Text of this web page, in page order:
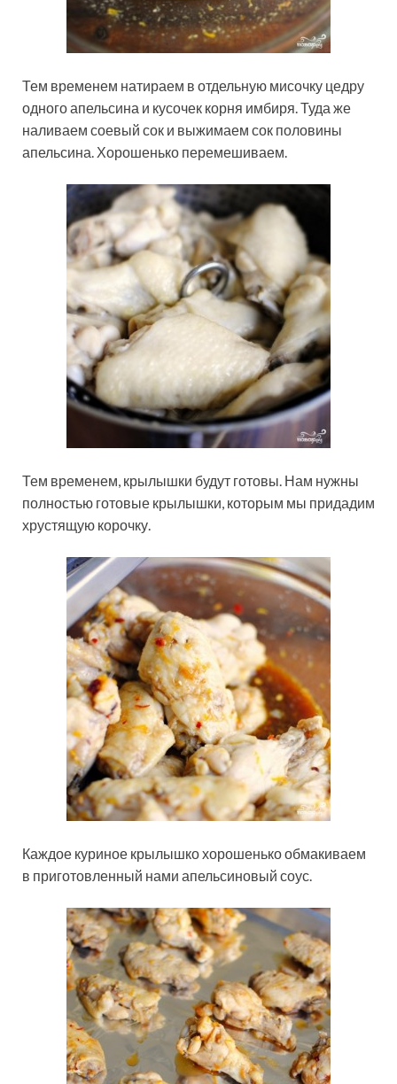
Тем временем натираем в отдельную мисочку цедру
одного апельсина и кусочек корня имбиря. Туда же
наливаем соевый сок и выжимаем сок половины
апельсина. Хорошенько перемешиваем.
Тем временем, крылышки будут готовы. Нам нужны
полностью готовые крылышки, которым мы придадим
хрустящую корочку.
Каждое куриное крылышко хорошенько обмакиваем
в приготовленный нами апельсиновый соус.